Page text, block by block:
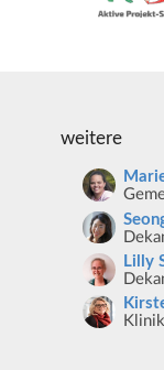
weitere
Lilly